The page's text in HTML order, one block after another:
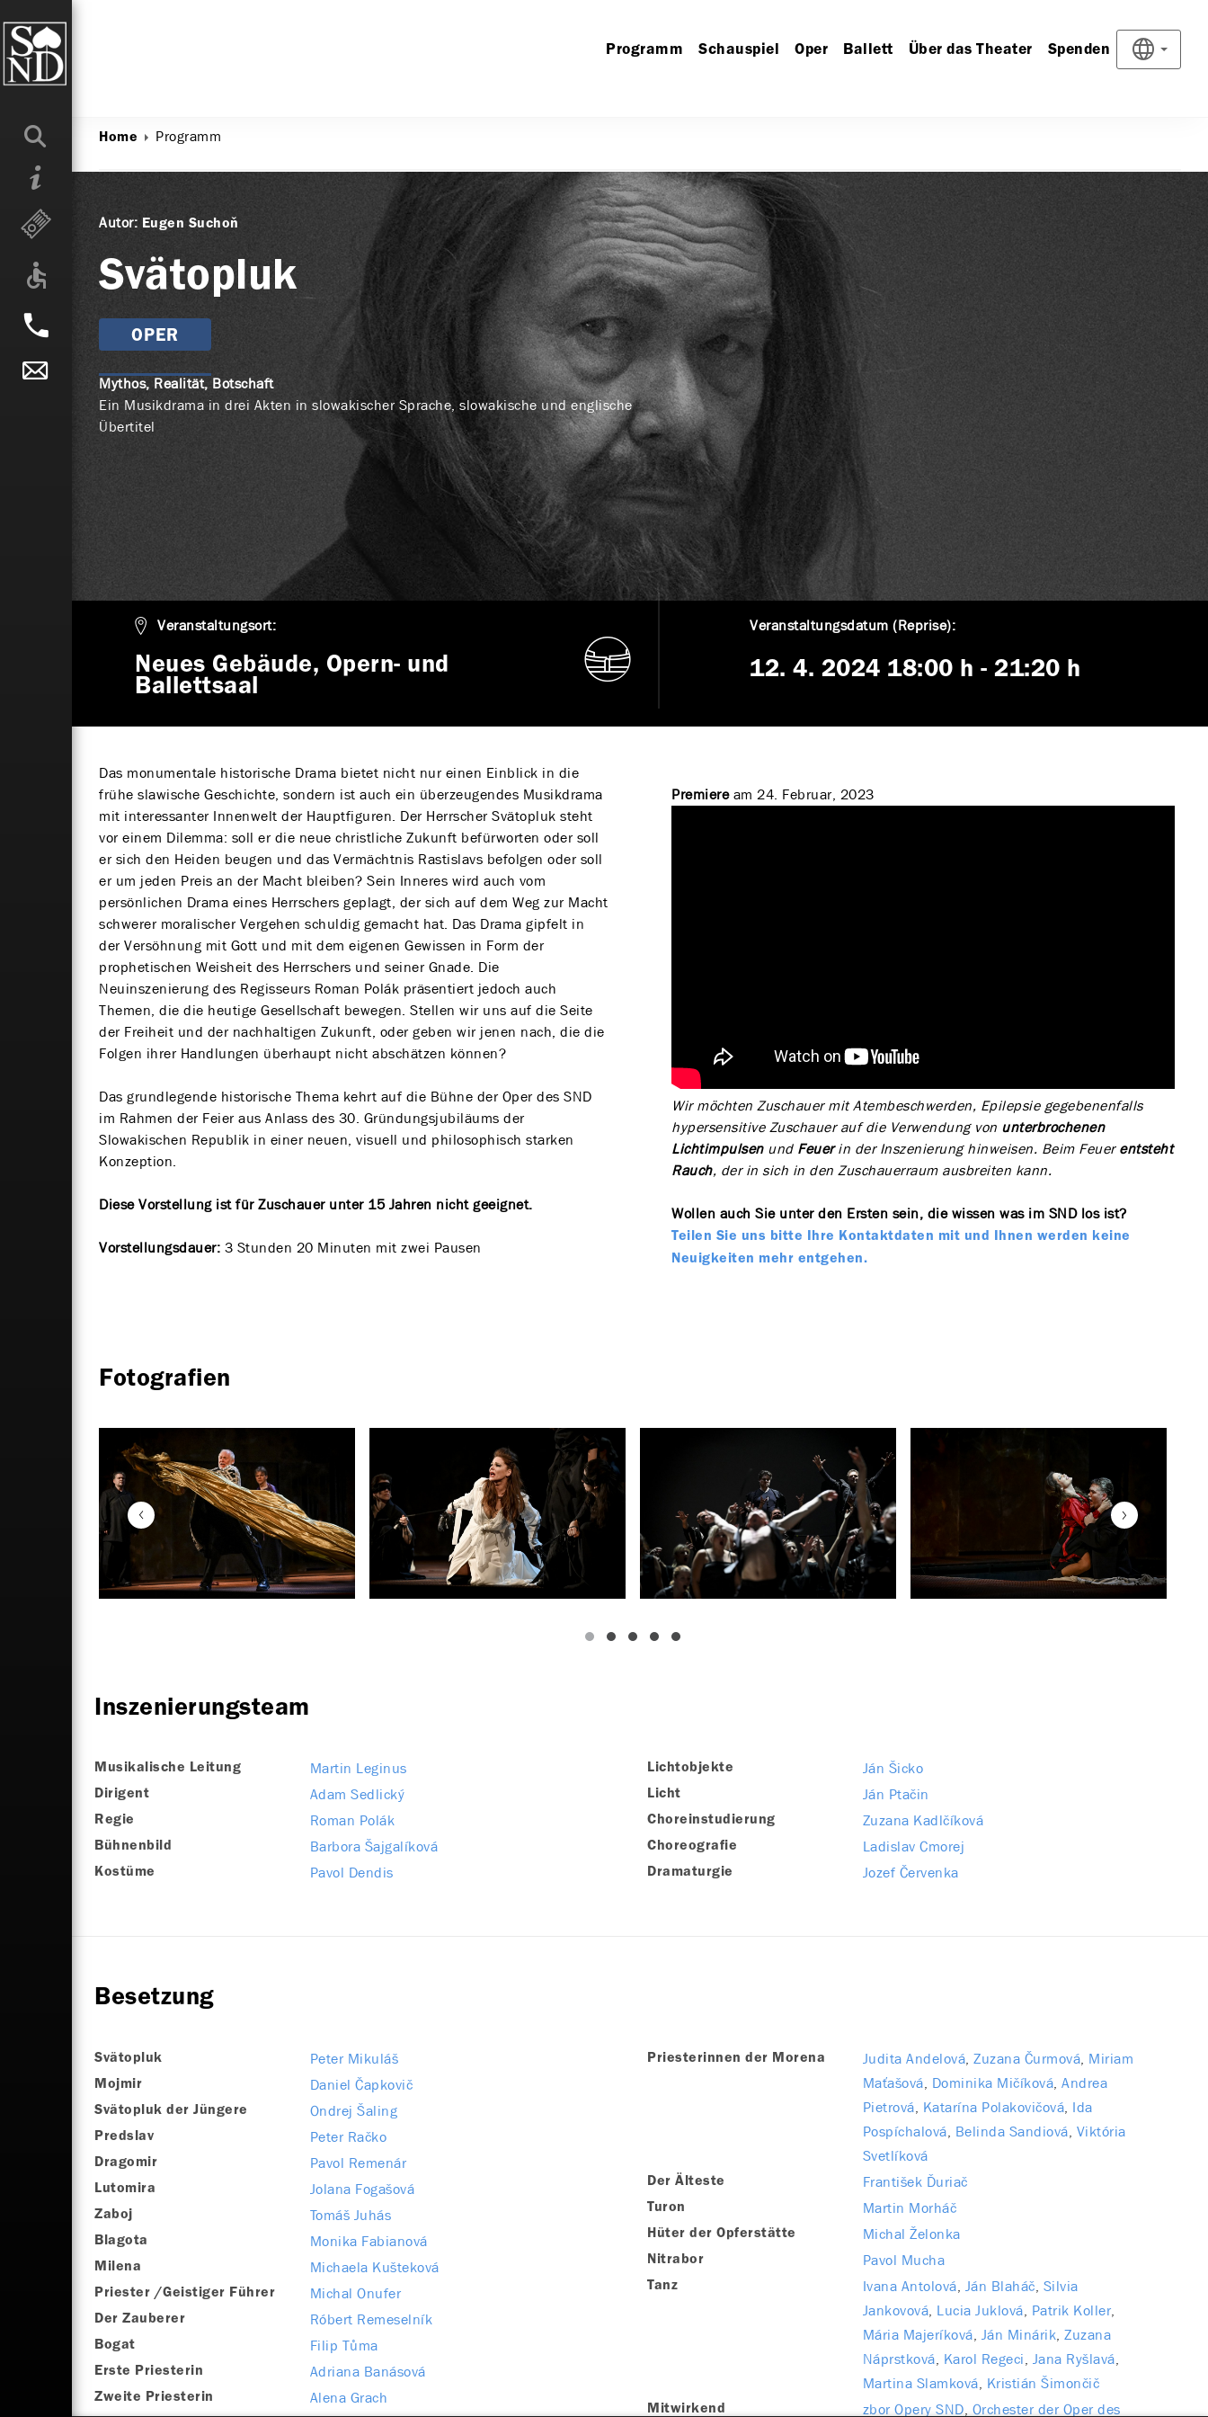
Programm Schauspiel Oper Ballett Über das Theater Spenden
Home Programm
Autor: Eugen Suchoň
Svätopluk
OPER
Mythos, Realität, Botschaft
Ein Musikdrama in drei Akten in slowakischer Sprache, slowakische und englische
Übertitel
Veranstaltungsort:
Neues Gebäude, Opern- und
Ballettsaal
Veranstaltungsdatum (Reprise):
12. 4. 2024 18:00 h - 21:20 h
Das monumentale historische Drama bietet nicht nur einen Einblick in die
frühe slawische Geschichte, sondern ist auch ein überzeugendes Musikdrama
mit interessanter Innenwelt der Hauptfiguren. Der Herrscher Svätopluk steht
vor einem Dilemma: soll er die neue christliche Zukunft befürworten oder soll
er sich den Heiden beugen und das Vermächtnis Rastislavs befolgen oder soll
er um jeden Preis an der Macht bleiben? Sein Inneres wird auch vom
persönlichen Drama eines Herrschers geplagt, der sich auf dem Weg zur Macht
schwerer moralischer Vergehen schuldig gemacht hat. Das Drama gipfelt in
der Versöhnung mit Gott und mit dem eigenen Gewissen in Form der
prophetischen Weisheit des Herrschers und seiner Gnade. Die
Neuinszenierung des Regisseurs Roman Polák präsentiert jedoch auch
Themen, die die heutige Gesellschaft bewegen. Stellen wir uns auf die Seite
der Freiheit und der nachhaltigen Zukunft, oder geben wir jenen nach, die die
Folgen ihrer Handlungen überhaupt nicht abschätzen können?
Das grundlegende historische Thema kehrt auf die Bühne der Oper des SND
im Rahmen der Feier aus Anlass des 30. Gründungsjubiläums der
Slowakischen Republik in einer neuen, visuell und philosophisch starken
Konzeption.
Diese Vorstellung ist für Zuschauer unter 15 Jahren nicht geeignet.
Vorstellungsdauer: 3 Stunden 20 Minuten mit zwei Pausen
Premieream 24. Februar, 2023
Wir möchten Zuschauer mit Atembeschwerden, Epilepsie gegebenenfalls
hypersensitive Zuschauer auf die Verwendung von unterbrochenen
Lichtimpulsenund Feuerin der Inszenierung hinweisen. Beim Feuerentsteht
Rauch, der in sich in den Zuschauerraum ausbreiten kann.
Wollen auch Sie unter den Ersten sein, die wissen was im SND los ist?
Teilen Sie uns bitte Ihre Kontaktdaten mit und Ihnen werden keine
Neuigkeiten mehr entgehen.
Fotografien
Inszenierungsteam
Musikalische Leitung Martin Leginus
Dirigent Adam Sedlický
Regie Roman Polák
Bühnenbild Barbora Šajgalíková
Kostüme Pavol Dendis
Lichtobjekte Ján Šicko
Licht Ján Ptačin
Choreinstudierung Zuzana Kadlčíková
Choreografie Ladislav Cmorej
Dramaturgie Jozef Červenka
Besetzung
Svätopluk Peter Mikuláš
Mojmir Daniel Čapkovič
Svätopluk der Jüngere Ondrej Šaling
Predslav Peter Račko
Dragomir Pavol Remenár
Lutomira Jolana Fogašová
Zaboj Tomáš Juhás
Blagota Monika Fabianová
Milena Michaela Kušteková
Priester /Geistiger Führer Michal Onufer
Der Zauberer Róbert Remeselník
Bogat Filip Tůma
Erste Priesterin Adriana Banásová
Zweite Priesterin Alena Grach
Priesterinnen der Morena Judita Andelová Zuzana Čurmová Miriam
Maťašová Dominika Mičíková Andrea
Pietrová Katarína Polakovičová Ida
Pospíchalová Belinda Sandiová Viktória
Svetlíková
Der Älteste František Ďuriač
Turon Martin Morháč
Hüter der Opferstätte Michal Želonka
Nitrabor Pavol Mucha
Tanz Ivana Antolová Ján Blaháč Silvia
Jankovová Lucia Juklová Patrik Koller
Mária Majeríková Ján Minárik Zuzana
Náprstková Karol Regeci Jana Ryšlavá
Martina Slamková Kristián Šimončič
Mitwirkend zbor Opery SND Orchester der Oper des